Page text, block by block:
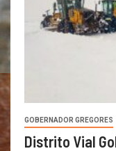
GOBERNADOR GREGORES
Distrito Vial